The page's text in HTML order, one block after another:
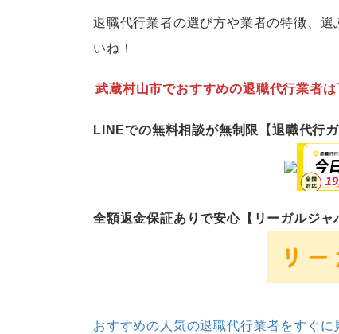
退職代行業者の選び方や業者の特徴、
いね！
武蔵村山市でおすすめの退職代行業者
LINEでの無料相談が無制限【退職代行ガ
全額返金保証ありで安心【リーガルジャ
おすすめの人気の退職代行業者をすぐ